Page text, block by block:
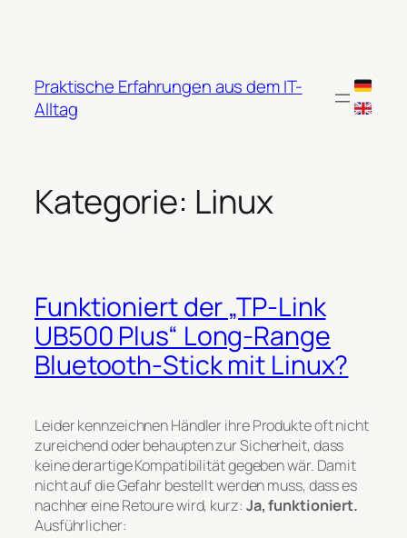
Praktische Erfahrungen aus dem IT-
Alltag
Kategorie: Linux
Funktioniert der „TP-Link
UB500 Plus“ Long-Range
Bluetooth-Stick mit Linux?
Leider kennzeichnen Händler ihre Produkte oft nicht
zureichend oder behaupten zur Sicherheit, dass
keine derartige Kompatibilität gegeben wär. Damit
nicht auf die Gefahr bestellt werden muss, dass es
nachher eine Retoure wird, kurz: Ja, funktioniert.
Ausführlicher: